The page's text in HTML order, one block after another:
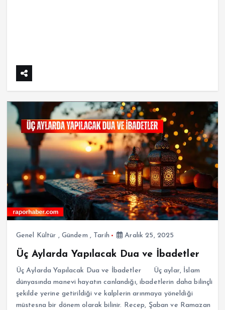
Genel Kültür , Gündem , Tarih Aralık 25, 2025
Üç Aylarda Yapılacak Dua ve İbadetler
Üç Aylarda Yapılacak Dua ve İbadetler Üç aylar, İslam
dünyasında manevi hayatın canlandığı, ibadetlerin daha bilinçli
şekilde yerine getirildiği ve kalplerin arınmaya yöneldiği
müstesna bir dönem olarak bilinir. Recep, Şaban ve Ramazan